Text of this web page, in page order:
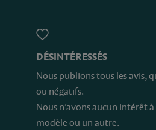
DÉSINTÉRESSÉS
Nous publions tous les avis,
ou négatifs.
Nous n’avons aucun intérêt
modèle ou un autre.